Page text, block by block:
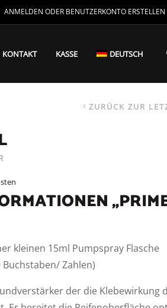
ANMELDEN ODER BENUTZERKONTO ERSTELLEN
KONTAKT KASSE DEUTSCH
ZURÜCK ZUR
kleinen 15ml Pumpspray Flasche
Zahlen)
der die Klebewirkung